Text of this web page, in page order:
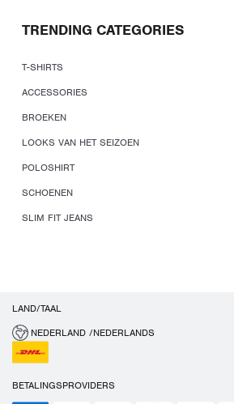
TRENDING CATEGORIES
T-SHIRTS
ACCESSORIES
BROEKEN
LOOKS VAN HET SEIZOEN
POLOSHIRT
SCHOENEN
SLIM FIT JEANS
LAND/TAAL
NEDERLAND /NEDERLANDS
BETALINGSPROVIDERS